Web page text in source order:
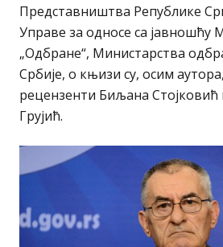
Представништва Републике
Управе за односе са јавношћу
„Одбране“, Министарства
Србије, о књизи су, осим
рецензенти Биљана
Грујић.